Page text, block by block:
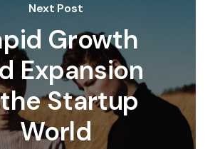
Next Post
Growth
Expansion
Startup
World